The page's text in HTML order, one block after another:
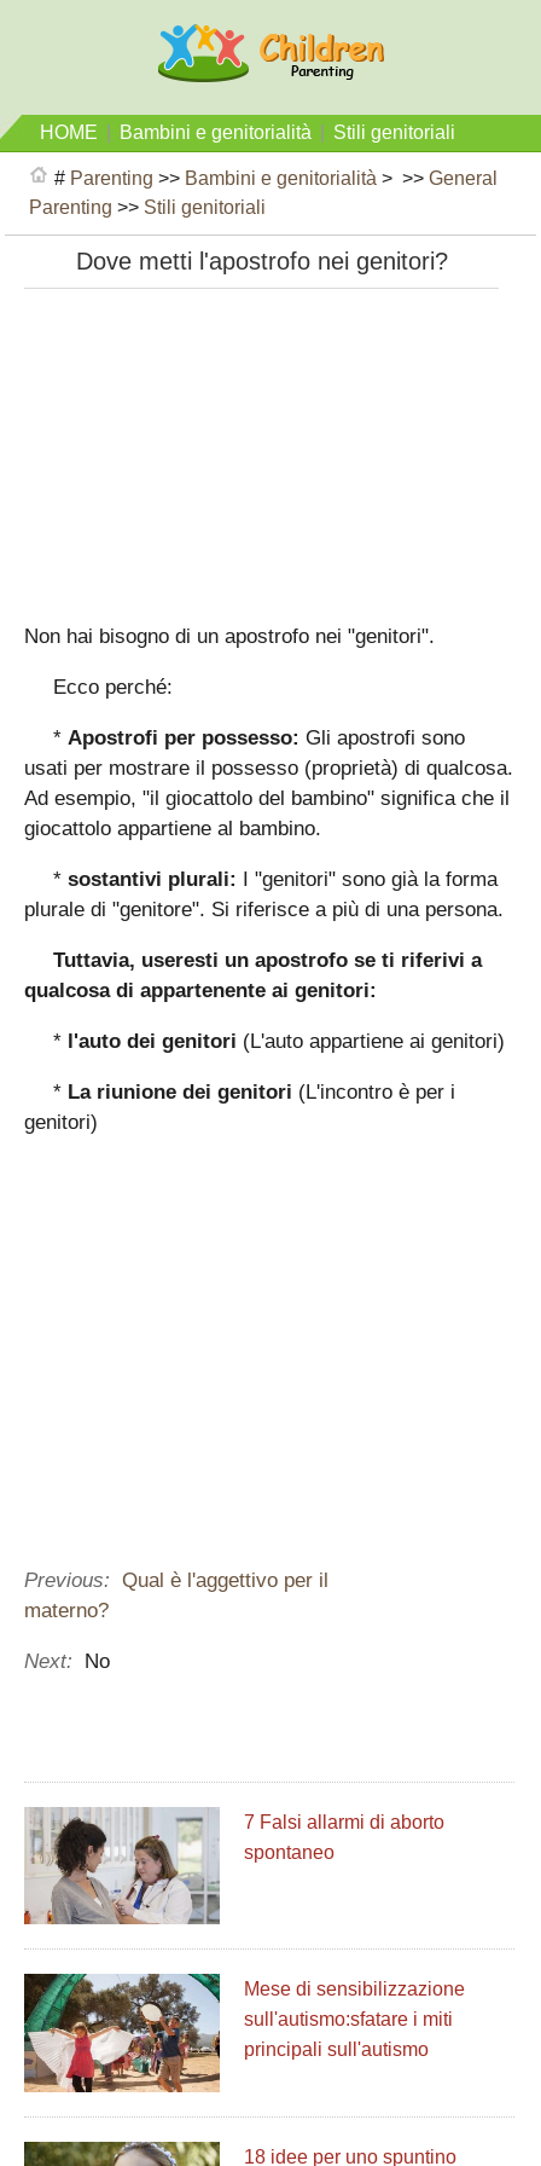
HOME Bambini e genitorialità Stili genitoriali
# Parenting >> Bambini e genitorialità > >>General
Parenting >> Stili genitoriali
Dove metti l'apostrofo nei genitori?
Non hai bisogno di un apostrofo nei "genitori".
Ecco perché:
* Apostrofi per possesso: Gli apostrofi sono
usati per mostrare il possesso (proprietà) di qualcosa.
Ad esempio, "il giocattolo del bambino" significa che il
giocattolo appartiene al bambino.
* sostantivi plurali: I "genitori" sono già la forma
plurale di "genitore". Si riferisce a più di una persona.
Tuttavia, useresti un apostrofo se ti riferivi a
qualcosa di appartenente ai genitori:
* l'auto dei genitori (L'auto appartiene ai genitori)
* La riunione dei genitori (L'incontro è per i
genitori)
Previous: Qual è l'aggettivo per il
materno?
Next: No
7 Falsi allarmi di aborto
spontaneo
Mese di sensibilizzazione
sull'autismo:sfatare i miti
principali sull'autismo
18 idee per uno spuntino